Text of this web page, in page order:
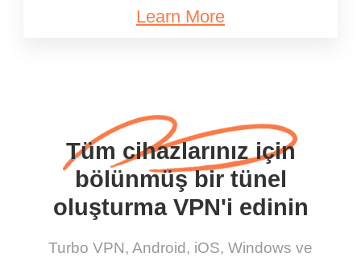
Learn More
Tüm cihazlarınız için
bölünmüş bir tünel
oluşturma VPN'i edinin
Turbo VPN, Android, iOS, Windows ve